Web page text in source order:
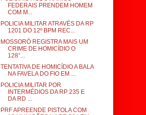
FEDERAIS PRENDEM HOMEM
COM M...
POLICIA MILITAR ATRAVÉS DA RP
1201 DO 12º BPM REC...
MOSSORÓ REGISTRA MAIS UM
CRIME DE HOMICÍDIO O
128°...
TENTATIVA DE HOMICÍDIO A BALA
NA FAVELA DO FIO EM ...
POLICIA MILITAR POR
INTERMÉDIOS DA RP 235 E
DA RD ...
PRF APREENDE PISTOLA COM